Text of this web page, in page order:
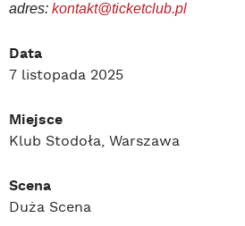
adres: kontakt@ticketclub.pl
Data
7 listopada 2025
Miejsce
Klub Stodoła, Warszawa
Scena
Duża Scena